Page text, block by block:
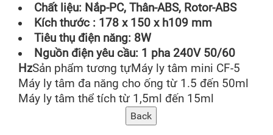
Chất liệu: Nắp-PC, Thân-ABS, Rotor-ABS
Kích thước : 178 x 150 x h109 mm
Tiêu thụ điện năng: 8W
Nguồn điện yêu cầu: 1 pha 240V 50/60
HzSản phẩm tương tựMáy ly tâm mini CF-5
Máy ly tâm đa năng cho ống từ 1.5 đến 50ml
Máy ly tâm thể tích từ 1,5ml đến 15ml